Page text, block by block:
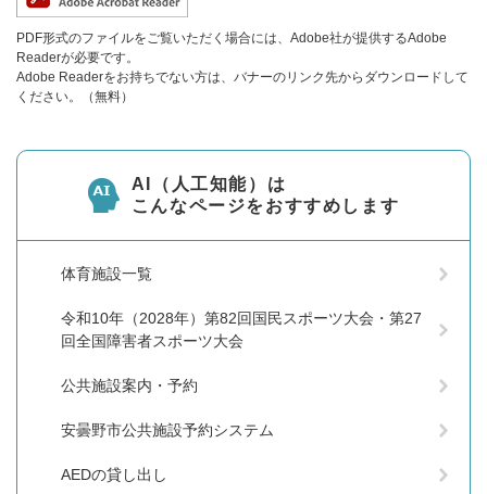
PDF形式のファイルをご覧いただく場合には、Adobe社が提供するAdobe
Readerが必要です。
Adobe Readerをお持ちでない方は、バナーのリンク先からダウンロードして
ください。（無料）
AI（人工知能）は
こんなページをおすすめします
体育施設一覧
令和10年（2028年）第82回国民スポーツ大会・第27
回全国障害者スポーツ大会
公共施設案内・予約
安曇野市公共施設予約システム
AEDの貸し出し